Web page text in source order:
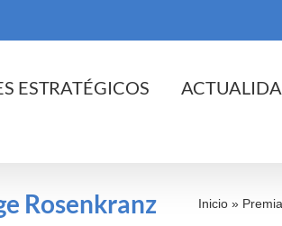
ESTRATÉGICOS
Rosenkranz Inicio »